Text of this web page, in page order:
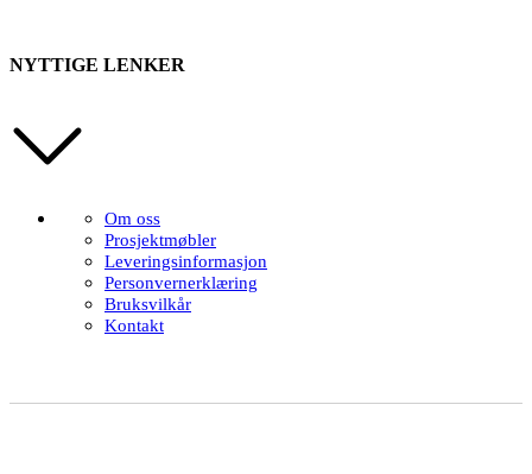
NYTTIGE LENKER
Om oss
Prosjektmøbler
Leveringsinformasjon
Personvernerklæring
Bruksvilkår
Kontakt